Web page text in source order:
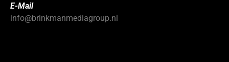
E-Mail
info@brinkmanmediagroup.nl